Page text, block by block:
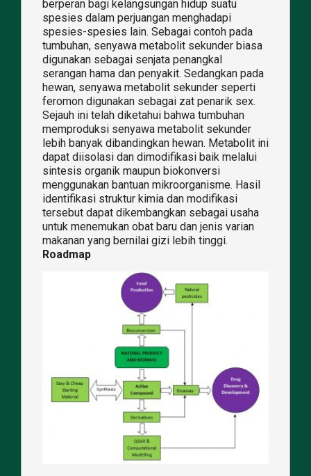
berperan bagi kelangsungan hidup suatu
spesies dalam perjuangan menghadapi
spesies-spesies lain. Sebagai contoh pada
tumbuhan, senyawa metabolit sekunder biasa
digunakan sebagai senjata penangkal
serangan hama dan penyakit. Sedangkan pada
hewan, senyawa metabolit sekunder seperti
feromon digunakan sebagai zat penarik sex.
Sejauh ini telah diketahui bahwa tumbuhan
memproduksi senyawa metabolit sekunder
lebih banyak dibandingkan hewan. Metabolit ini
dapat diisolasi dan dimodifikasi baik melalui
sintesis organik maupun biokonversi
menggunakan bantuan mikroorganisme. Hasil
identifikasi struktur kimia dan modifikasi
tersebut dapat dikembangkan sebagai usaha
untuk menemukan obat baru dan jenis varian
makanan yang bernilai gizi lebih tinggi.
Roadmap